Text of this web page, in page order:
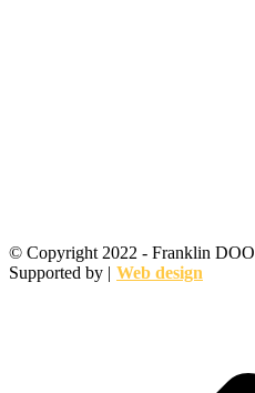
© Copyright 2022 - Franklin DOO
Supported by | Web design